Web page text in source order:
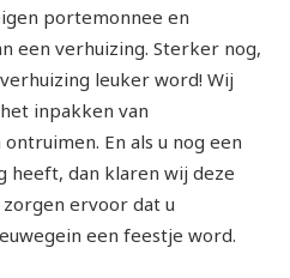
portemonnee en
een verhuizing. Sterker nog,
leuker word! Wij
inpakken van
En als u nog een
heeft, dan klaren wij deze
ervoor dat u
een feestje word.